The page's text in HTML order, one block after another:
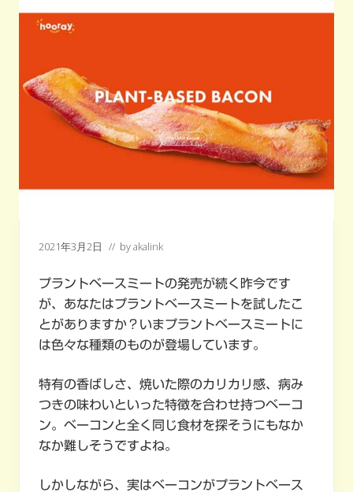
食
な
2021年3月2日 // byakalink
プラントベースミートの発売が続く昨今です
が、あなたはプラントベースミートを試したこ
とがありますか？いまプラントベースミートに
は色々な種類のものが登場しています。
特有の香ばしさ、焼いた際のカリカリ感、病み
つきの味わいといった特徴を合わせ持つベーコ
ン。ベーコンと全く同じ食材を探そうにもなか
なか難しそうですよね。
しかしながら、実はベーコンがプラントベース